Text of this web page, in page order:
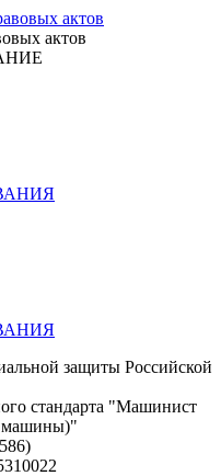
актов
защиты Российской
стандарта "Машинист
машины)"